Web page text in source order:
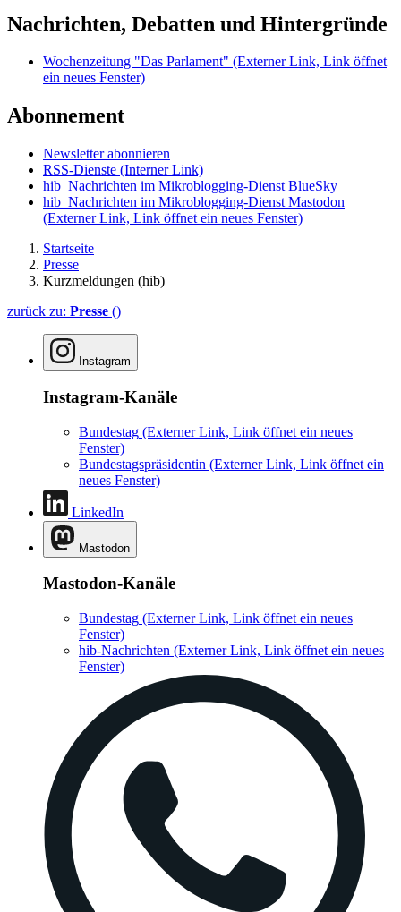
Nachrichten, Debatten und Hintergründe
Wochenzeitung "Das Parlament" (Externer Link, Link öffnet
ein neues Fenster)
Abonnement
Newsletter abonnieren
RSS-Dienste (Interner Link)
hib_Nachrichten im Mikroblogging-Dienst BlueSky
hib_Nachrichten im Mikroblogging-Dienst Mastodon
(Externer Link, Link öffnet ein neues Fenster)
Startseite
Presse
Kurzmeldungen (hib)
zurück zu: Presse ()
Instagram
Instagram-Kanäle
Bundestag (Externer Link, Link öffnet ein neues
Fenster)
Bundestagspräsidentin (Externer Link, Link öffnet ein
neues Fenster)
LinkedIn
Mastodon
Mastodon-Kanäle
Bundestag (Externer Link, Link öffnet ein neues
Fenster)
hib-Nachrichten (Externer Link, Link öffnet ein neues
Fenster)